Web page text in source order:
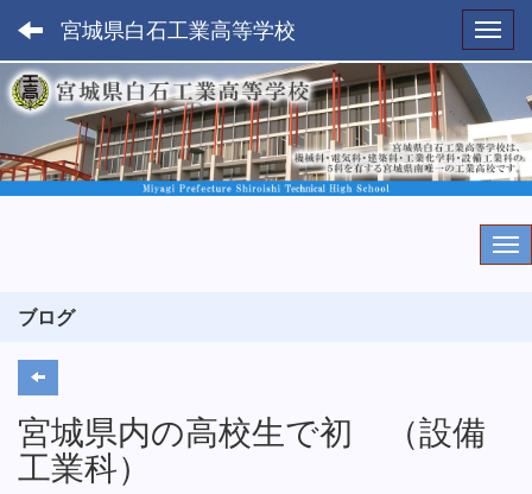
宮城県白石工業高等学校
ブログ
宮城県内の高校生で初 （設備
工業科）